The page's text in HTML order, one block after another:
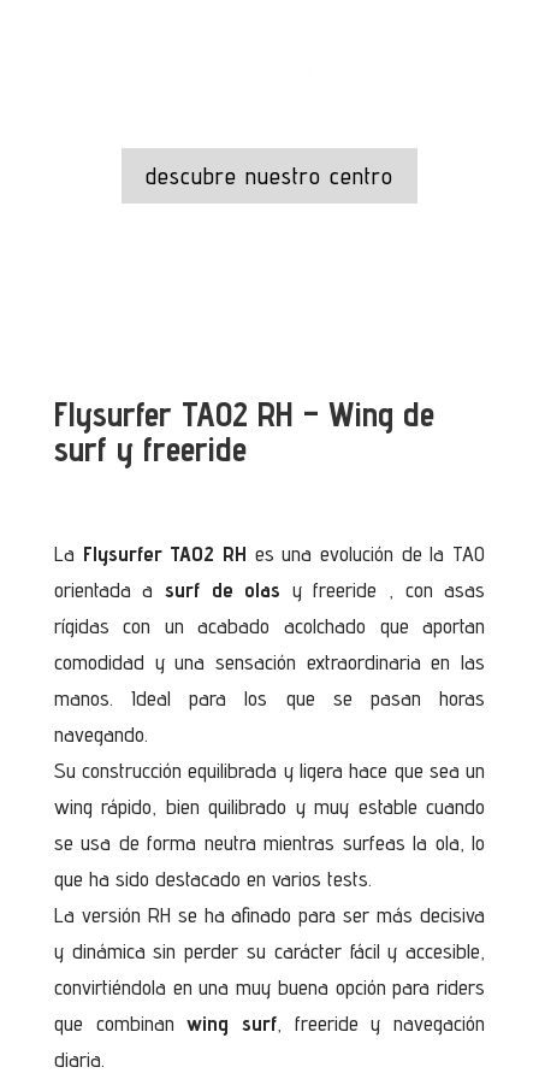
descubre nuestro centro
Flysurfer TAO2 RH – Wing de
surf y freeride
La Flysurfer TAO2 RH es una evolución de la TAO
orientada a surf de olas y freeride , con asas
rígidas con un acabado acolchado que aportan
comodidad y una sensación extraordinaria en las
manos. Ideal para los que se pasan horas
navegando.
Su construcción equilibrada y ligera hace que sea un
wing rápido, bien quilibrado y muy estable cuando
se usa de forma neutra mientras surfeas la ola, lo
que ha sido destacado en varios tests.
La versión RH se ha afinado para ser más decisiva
y dinámica sin perder su carácter fácil y accesible,
convirtiéndola en una muy buena opción para riders
que combinanwing surf , freeride y navegación
diaria.